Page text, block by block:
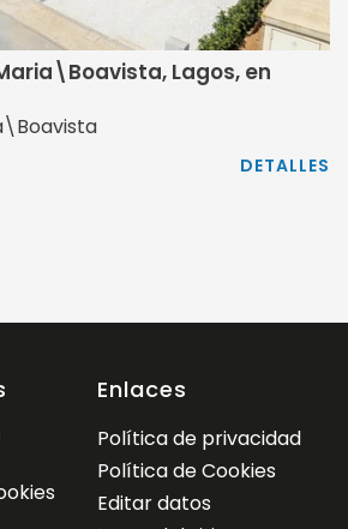
Lagos, en
DETALLES
Enlaces
Política de privacidad
Política de Cookies
Editar datos